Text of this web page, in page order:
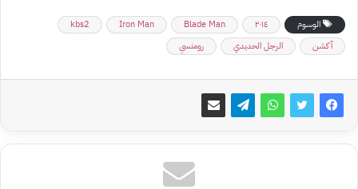
الوسوم ٢٠١٤ Blade Man
Iron Man
kbs2
آكشن
الرجل الحديدي رومنسي